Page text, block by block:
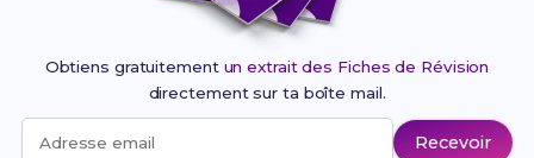
Obtiens gratuitement un extrait des Fiches de Révision
directement sur ta boîte mail.
Adresse email Recevoir